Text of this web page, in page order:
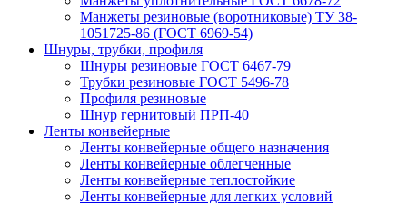
Манжеты резиновые (воротниковые) ТУ 38-
1051725-86 (ГОСТ 6969-54)
Шнуры, трубки, профиля
Шнуры резиновые ГОСТ 6467-79
Трубки резиновые ГОСТ 5496-78
Профиля резиновые
Шнур гернитовый ПРП-40
Ленты конвейерные
Ленты конвейерные общего назначения
Ленты конвейерные облегченные
Ленты конвейерные теплостойкие
Ленты конвейерные для легких условий